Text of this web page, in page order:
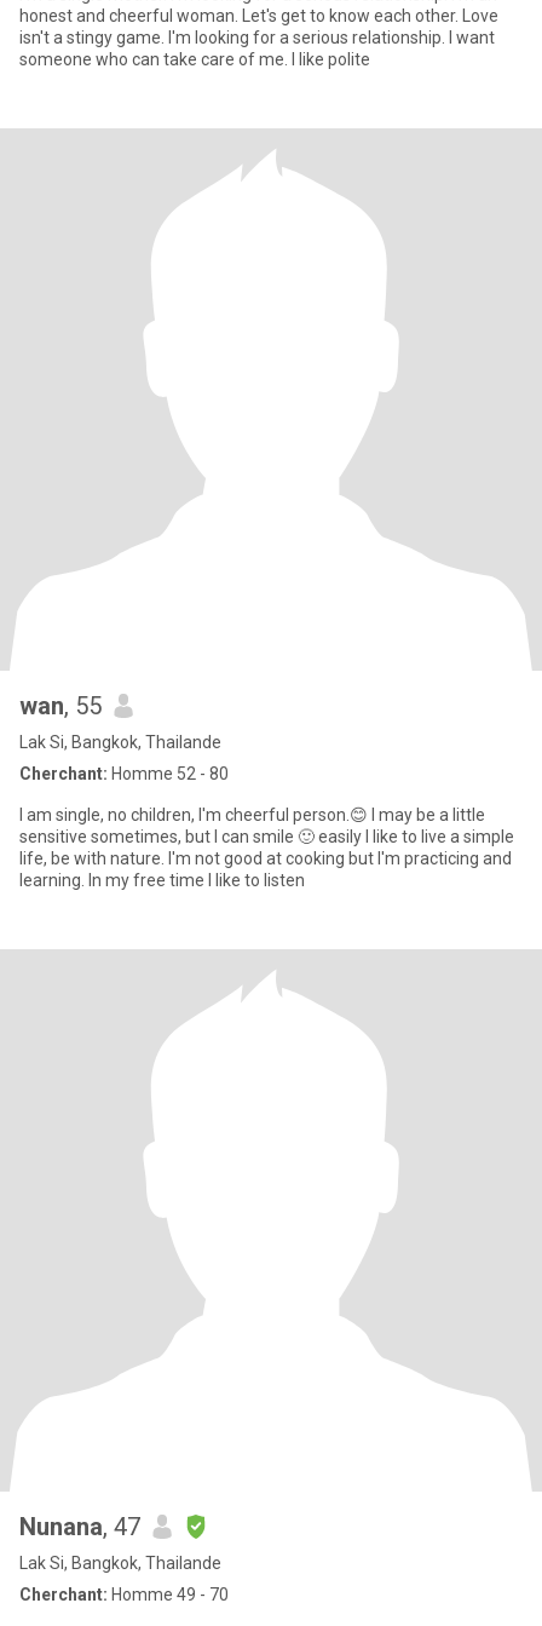
honest and cheerful woman. Let's get to know each other. Love
isn't a stingy game. I'm looking for a serious relationship. I want
someone who can take care of me. I like polite
wan, 55
Lak Si, Bangkok, Thailande
Cherchant: Homme 52 - 80
I am single, no children, I'm cheerful person.😊 I may be a little
sensitive sometimes, but I can smile 🙂 easily I like to live a simple
life, be with nature. I'm not good at cooking but I'm practicing and
learning. In my free time I like to listen
Nunana, 47
Lak Si, Bangkok, Thailande
Cherchant: Homme 49 - 70